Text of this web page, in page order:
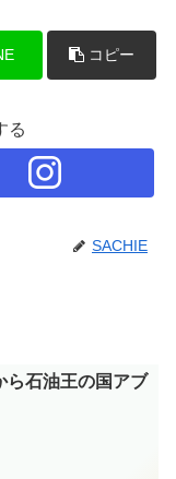
コピー
る
SACHIE
ら石油王の国アブ